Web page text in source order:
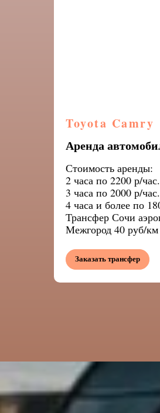
Toyota Camry
Аренда
Стоимость аренды:
2 часа по 2200 р/час.
3 часа по 2000 р/час.
4 часа и более по
Трансфер Сочи
Межгород 40 руб/км
Заказать трансфер